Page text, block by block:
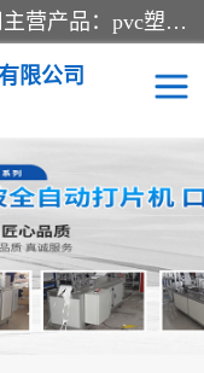
常州联宇机电自动化科技有限公司主营产品：pvc塑料焊机、高频热合机、软膜天花压边机、服装布料凹凸压花机、布料3d压印设备、服装植胶设备、超声波布料花边机、无纺布热合机、全自动压花机。
限公司
热合机
花边机
花机压标机